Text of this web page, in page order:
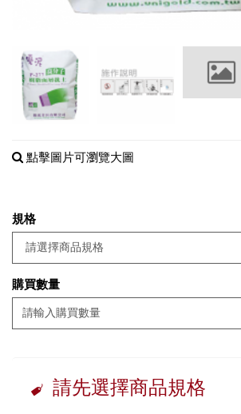
點擊圖片可瀏覽大圖
規格
購買數量
請先選擇商品規格